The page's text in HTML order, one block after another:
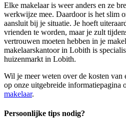
Elke makelaar is weer anders en ze
werkwijze mee. Daardoor is het slim
aansluit bij je situatie. Je hoeft
vrienden te worden, maar je zult
vertrouwen moeten hebben in je
makelaarskantoor in Lobith is
huizenmarkt in Lobith.
Wil je meer weten over de kosten van
op onze uitgebreide informatiepagina
makelaar.
Persoonlijke tips nodig?